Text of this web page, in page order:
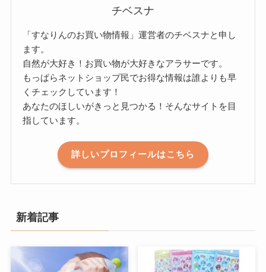
チベスナ
「すなりんのお買い物情報」運営者のチベスナと申し
ます。
自然が大好き！お買い物が大好きなアラサーです。
もっぱらネットショップ民でお得な情報は誰よりも早
くチェックしています！
あなたのほしいがきっと見つかる！そんなサイトを目
指しています。
詳しいプロフィールはこちら
新着記事